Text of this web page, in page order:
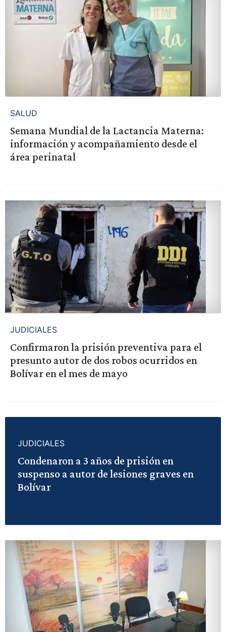
SALUD
Semana Mundial de la Lactancia Materna:
información y acompañamiento desde el
área perinatal
JUDICIALES
Confirmaron la prisión preventiva para el
presunto autor de dos robos ocurridos en
Bolívar en el mes de mayo
JUDICIALES
Condenaron a 3 años de prisión en
suspenso a autor de lesiones graves en
Bolívar